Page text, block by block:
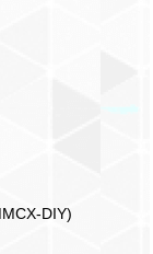
DIY)